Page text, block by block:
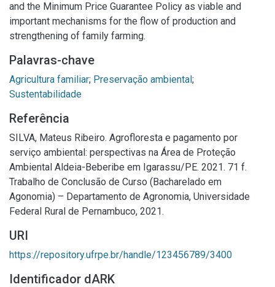
and the Minimum Price Guarantee Policy as viable and
important mechanisms for the flow of production and
strengthening of family farming.
Palavras-chave
Agricultura familiar; Preservação ambiental;
Sustentabilidade
Referência
SILVA, Mateus Ribeiro. Agrofloresta e pagamento por
serviço ambiental: perspectivas na Área de Proteção
Ambiental Aldeia-Beberibe em Igarassu/PE. 2021. 71 f.
Trabalho de Conclusão de Curso (Bacharelado em
Agonomia) – Departamento de Agronomia, Universidade
Federal Rural de Pernambuco, 2021.
URI
https://repository.ufrpe.br/handle/123456789/3400
Identificador dARK